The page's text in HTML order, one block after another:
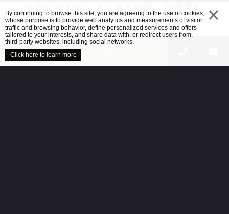
今すぐご予約ください
お問い合わせ よくある質問
法的通知
俺たちと一緒に仕事しようよ
メディアのダウンロードとプレスリリース
By continuing to browse this site, you are agreeing to the use of cookies,
whose purpose is to provide web analytics and measurements of visitor
traffic and browsing behavior, define personalized services and offers
tailored to your interests, and share data with, or redirect users from,
third-party websites, including social networks.
Click here to learn more